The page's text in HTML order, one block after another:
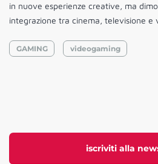
iscriviti alla
in nuove esperienze creative, ma
integrazione tra cinema, televisione e
GAMING videogaming